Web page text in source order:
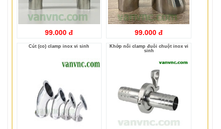
99.000 đ 99.000 đ
Cút (co) clamp inox vi sinh
Khớp nối clamp đuôi chuột inox vi
sinh